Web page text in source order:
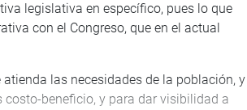
legislativa en específico, pues lo que
con el Congreso, que en el actual
las necesidades de la población, y
beneficio, y para dar visibilidad a